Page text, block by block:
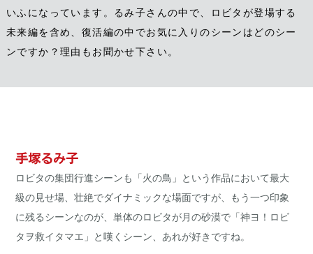
いふになっています。るみ子さんの中で、ロビタが登場する
未来編を含め、復活編の中でお気に入りのシーンはどのシー
ンですか？理由もお聞かせ下さい。
手塚るみ子
ロビタの集団行進シーンも「火の鳥」という作品において最大
級の見せ場、壮絶でダイナミックな場面ですが、もう一つ印象
に残るシーンなのが、単体のロビタが月の砂漠で「神ヨ！ロビ
タヲ救イタマエ」と嘆くシーン、あれが好きですね。